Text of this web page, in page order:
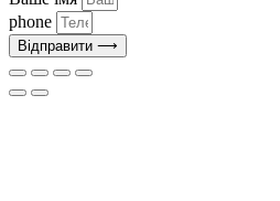
phone
Відправити ⟶